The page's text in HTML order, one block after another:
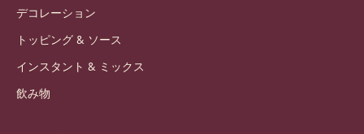
デコレーション
トッピング & ソース
インスタント & ミックス
飲み物